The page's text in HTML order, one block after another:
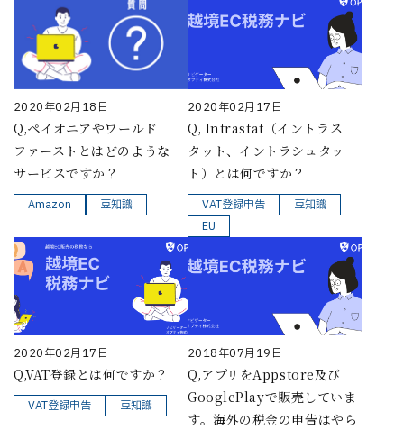
2020年02月18日
Q,ペイオニアやワールド
ファーストとはどのような
サービスですか？
Amazon 豆知識
2020年02月17日
Q, Intrastat（イントラス
タット、イントラシュタッ
ト）とは何ですか？
VAT登録申告
豆知識
EU
2020年02月17日
Q,VAT登録とは何ですか？
VAT登録申告 豆知識
2018年07月19日
Q,アプリをAppstore及び
GooglePlayで販売していま
す。海外の税金の申告はやら